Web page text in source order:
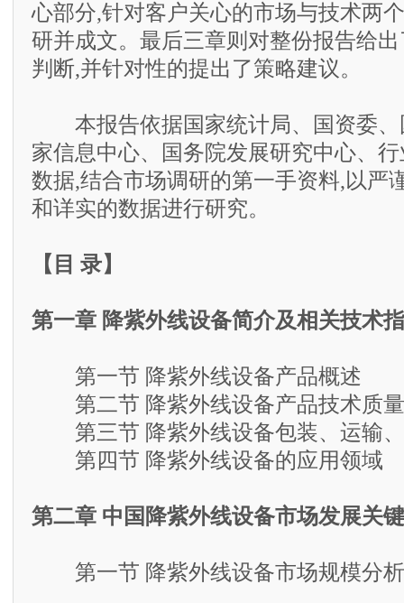
心部分,针对客户关心的市场与技术两
研并成文。最后三章则对整份报告给
判断,并针对性的提出了策略建议。
本报告依据国家统计局、国资委、
家信息中心、国务院发展研究中心、
数据,结合市场调研的第一手资料,以严
和详实的数据进行研究。
【目 录】
第一章 降紫外线设备简介及相关技术
第一节 降紫外线设备产品概述
第二节 降紫外线设备产品技术质
第三节 降紫外线设备包装、运输、
第四节 降紫外线设备的应用领域
第二章 中国降紫外线设备市场发展关
第一节 降紫外线设备市场规模分析